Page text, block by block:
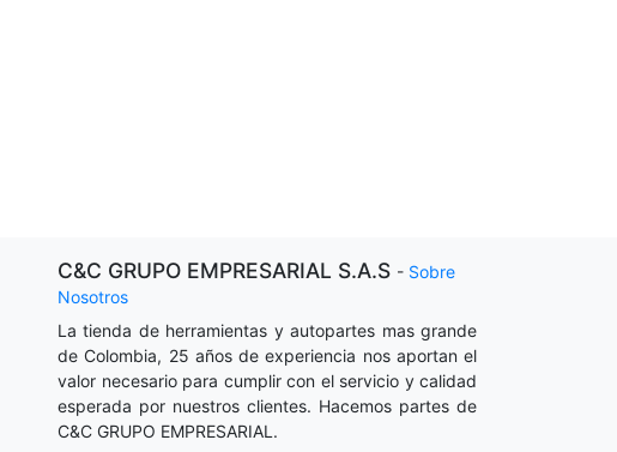
C&C GRUPO EMPRESARIAL S.A.S - Sobre
Nosotros
La tienda de herramientas y autopartes mas grande
de Colombia, 25 años de experiencia nos aportan el
valor necesario para cumplir con el servicio y calidad
esperada por nuestros clientes. Hacemos partes de
C&C GRUPO EMPRESARIAL.